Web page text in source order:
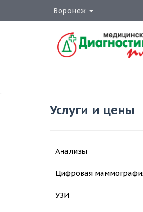
Воронеж
Услуги и цены
Анализы
Цифровая
УЗИ